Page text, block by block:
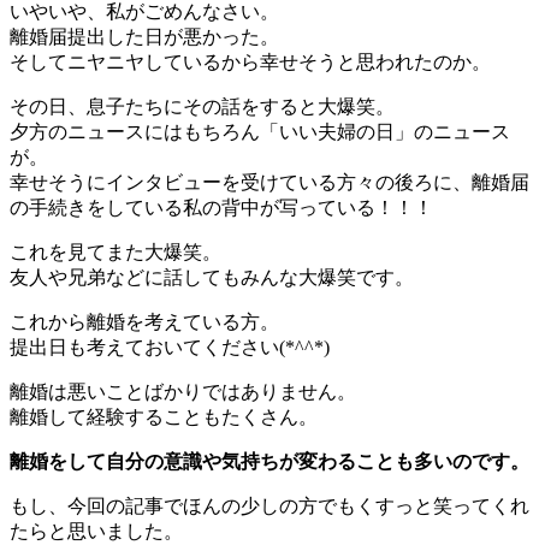
いやいや、私がごめんなさい。
離婚届提出した日が悪かった。
そしてニヤニヤしているから幸せそうと思われたのか。
その日、息子たちにその話をすると大爆笑。
夕方のニュースにはもちろん「いい夫婦の日」のニュース
が。
幸せそうにインタビューを受けている方々の後ろに、離婚届
の手続きをしている私の背中が写っている！！！
これを見てまた大爆笑。
友人や兄弟などに話してもみんな大爆笑です。
これから離婚を考えている方。
提出日も考えておいてください(*^^*)
離婚は悪いことばかりではありません。
離婚して経験することもたくさん。
離婚をして自分の意識や気持ちが変わることも多いのです。
もし、今回の記事でほんの少しの方でもくすっと笑ってくれ
たらと思いました。